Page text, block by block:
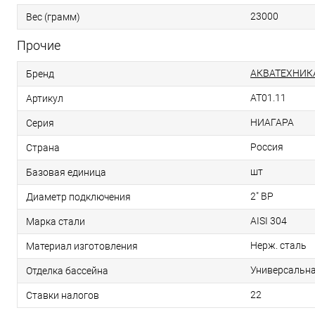
Вес (грамм) 23000
Прочие
Бренд
Артикул AT01.11
Серия НИАГАРА
Страна Россия
Базовая единица шт
Диаметр подключения 2" ВР
Марка стали AISI 304
Материал изготовления Нерж. сталь
Отделка бассейна
Ставки налогов 22